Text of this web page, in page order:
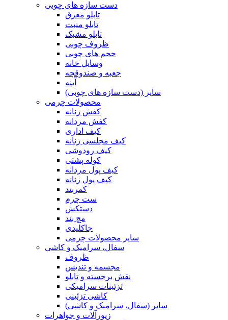
دست سازه های چوبی
تابلو معرق
تابلو منبت
تابلو مشبک
ظروف چوبی
حجم های چوبی
وسایل خانه
جعبه و صندوقچه
آینه
سایر (دست سازه های چوبی)
محصولات چرمی
کفش زنانه
کفش مردانه
کیف اداری
کیف مجلسی زنانه
کیف رودوشی
کوله پشتی
کیف پول مردانه
کیف پول زنانه
کمربند
ست چرم
دستکش
مچ بند
جاکلیدی
سایر محصولات چرمی
سفال، سرامیک و کاشی
ظروف
مجسمه و تندیس
نقش برجسته و تابلو
تزئینات سرامیکی
کاشی تزئینی
سایر (سفال، سرامیک و کاشی)
زیورآلات و جواهرات